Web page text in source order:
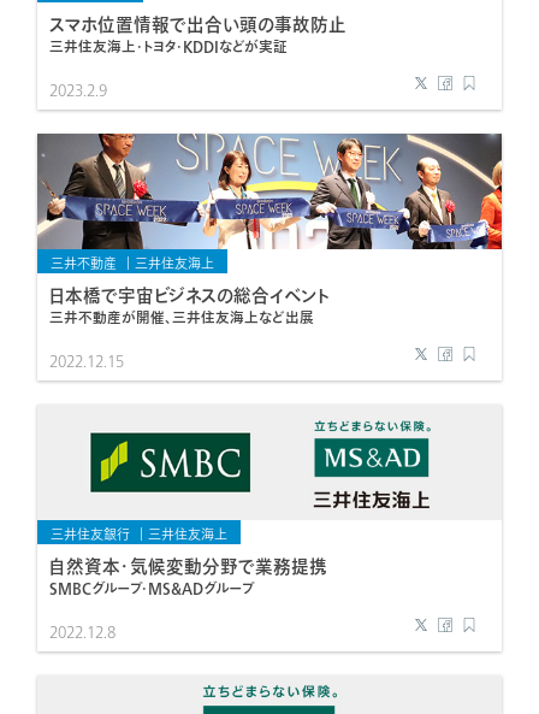
スマホ位置情報で出合い頭の事故防止
三井住友海上・トヨタ・KDDIなどが実証
2023.2.9
三井不動産 三井住友海上
日本橋で宇宙ビジネスの総合イベント
三井不動産が開催、三井住友海上など出展
2022.12.15
三井住友銀行 三井住友海上
自然資本・気候変動分野で業務提携
SMBCグループ・MS&ADグループ
2022.12.8